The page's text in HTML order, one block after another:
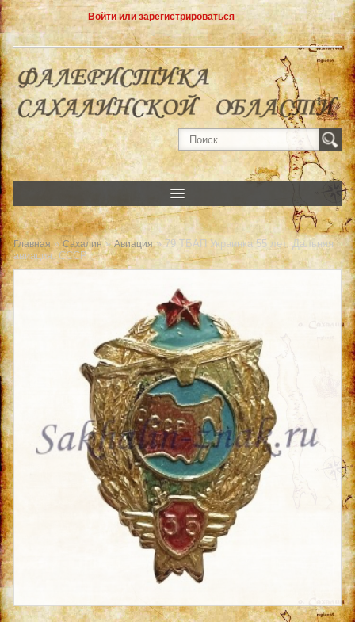
Войтиили зарегистрироваться
Главная » Сахалин»Авиация» 79 ТБАП Украинка 55 лет. Дальняя
авиация. СССР